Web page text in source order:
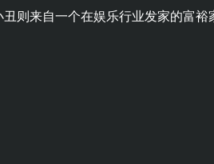
则来自一个在娱乐行业发家的富裕